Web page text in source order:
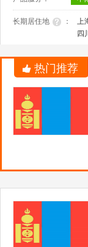
长期居住地 ： 上
四川
热门推荐